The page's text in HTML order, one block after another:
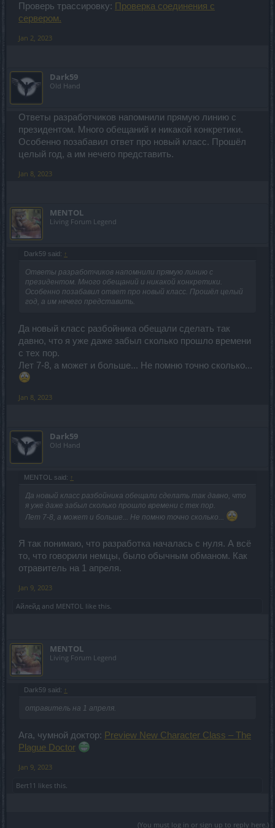
Проверь трассировку: Проверка соединения с
сервером.
Jan 2, 2023
Dark59
Old Hand
Ответы разработчиков напомнили прямую линию с
президентом. Много обещаний и никакой конкретики.
Особенно позабавил ответ про новый класс. Прошёл
целый год, а им нечего представить.
Jan 8, 2023
MENTOL
Living Forum Legend
Dark59 said: ↑
Ответы разработчиков напомнили прямую линию с
президентом. Много обещаний и никакой конкретики.
Особенно позабавил ответ про новый класс. Прошёл целый
год, а им нечего представить.
Да новый класс разбойника обещали сделать так
давно, что я уже даже забыл сколько прошло времени
с тех пор.
Лет 7-8, а может и больше... Не помню точно сколько...
Jan 8, 2023
Dark59
Old Hand
MENTOL said: ↑
Да новый класс разбойника обещали сделать так давно, что
я уже даже забыл сколько прошло времени с тех пор.
Лет 7-8, а может и больше... Не помню точно сколько...
Я так понимаю, что разработка началась с нуля. А всё
то, что говорили немцы, было обычным обманом. Как
отравитель на 1 апреля.
Jan 9, 2023
Айлейд and MENTOL like this.
MENTOL
Living Forum Legend
Dark59 said: ↑
отравитель на 1 апреля.
Ага, чумной доктор: Preview New Character Class – The
Plague Doctor
Jan 9, 2023
Bert11 likes this.
(You must log in or sign up to reply here.)